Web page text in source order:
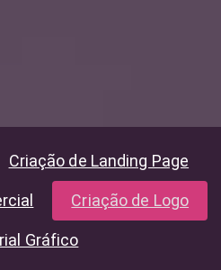
Criação de Landing Page
Criação de Logo
Gráfico